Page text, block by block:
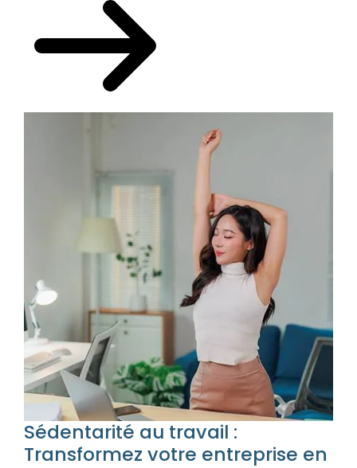
Sédentarité au travail :
Transformez votre entreprise en